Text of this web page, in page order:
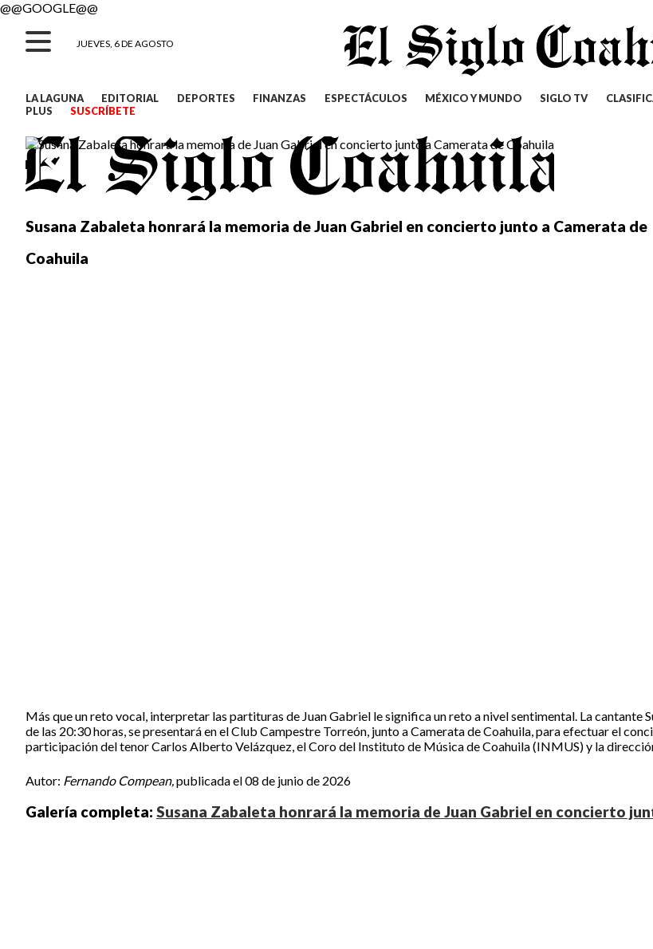
@@GOOGLE@@
JUEVES, 6 DE AGOSTO
LA LAGUNA EDITORIAL DEPORTES FINANZAS ESPECTÁCULOS MÉXICO Y MUNDO SIGLO TV
PLUS
SUSCRÍBETE
Susana Zabaleta honrará la memoria de Juan Gabriel en concierto junto a Camerata de
Coahuila
Más que un reto vocal, interpretar las partituras de Juan Gabriel le significa un reto a nivel sentimental. La cantante
de las 20:30 horas, se presentará en el Club Campestre Torreón, junto a Camerata de Coahuila, para efectuar el
participación del tenor Carlos Alberto Velázquez, el Coro del Instituto de Música de Coahuila (INMUS) y la
Autor: Fernando Compean,publicada el 08 de junio de 2026
Galería completa: Susana Zabaleta honrará la memoria de Juan Gabriel en concierto